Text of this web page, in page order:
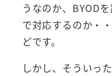
うなのか、BYOD
で対応するのか・
どです。
しかし、そういっ